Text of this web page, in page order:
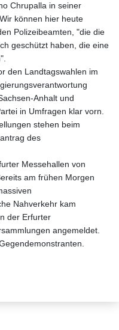
Chrupalla in seiner
können hier heute
Polizeibeamten, "die die
geschützt haben, die eine
den Landtagswahlen im
Anhalt und
in Umfragen klar vorn.
stehen beim
des
Messehallen von
am frühen Morgen
Nahverkehr kam
der Erfurter
angemeldet.